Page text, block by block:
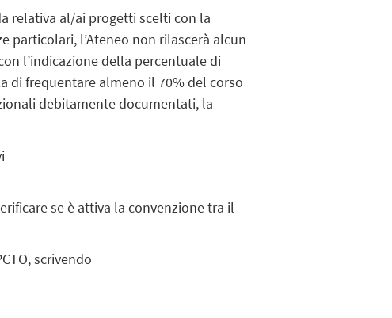
relativa al/ai progetti scelti con la
particolari, l’Ateneo non rilascerà alcun
l’indicazione della percentuale di
di frequentare almeno il 70% del corso
debitamente documentati, la
se è attiva la convenzione tra il
scrivendo